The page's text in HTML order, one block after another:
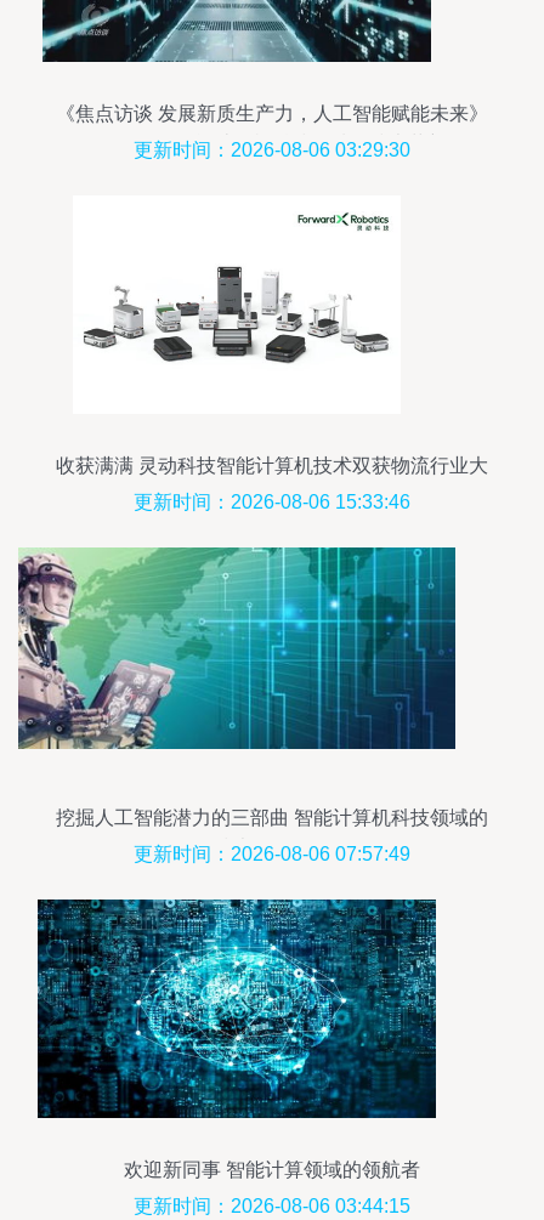
《焦点访谈 发展新质生产力，人工智能赋能未来》
——解码智能计算机科技领域的技术革新
更新时间：2026-08-06 03:29:30
收获满满 灵动科技智能计算机技术双获物流行业大
奖
更新时间：2026-08-06 15:33:46
挖掘人工智能潜力的三部曲 智能计算机科技领域的
技术开发路径
更新时间：2026-08-06 07:57:49
欢迎新同事 智能计算领域的领航者
更新时间：2026-08-06 03:44:15